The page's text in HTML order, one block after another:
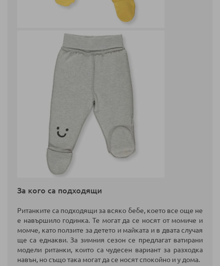
За кого са подходящи
Ританките са подходящи за всяко бебе, което все още не
е навършило годинка. Те могат да се носят от момиче и
момче, като ползите за детето и майката и в двата случая
ще са еднакви. За зимния сезон се предлагат ватирани
модели ританки, които са чудесен вариант за разходка
навън, но също така могат да се носят спокойно и у дома.